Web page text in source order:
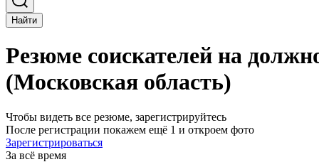
Найти
Резюме соискателей на
(Московская область)
Чтобы видеть все резюме, зарегистрируйтесь
После регистрации покажем ещё 1 и откроем фото
Зарегистрироваться
За всё время